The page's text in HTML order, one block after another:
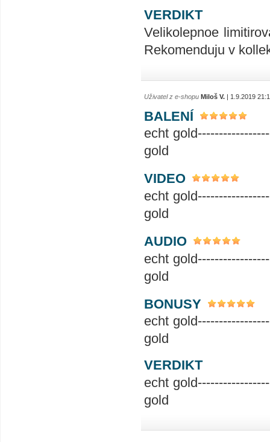
VERDIKT
Velikolepnoe
Rekomenduju v
Uživatel z e-shopu Miloš V. | 1.9.2019
BALENÍ
echt
gold
VIDEO
echt
gold
AUDIO
echt
gold
BONUSY
echt
gold
VERDIKT
echt
gold